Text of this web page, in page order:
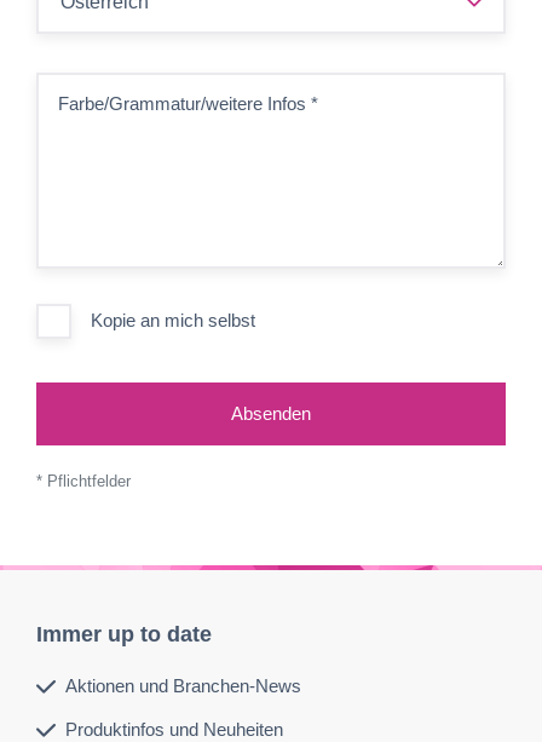
Farbe/Grammatur/weitere Infos *
Kopie an mich selbst
Absenden
* Pflichtfelder
Immer up to date
Aktionen und Branchen-News
Produktinfos und Neuheiten